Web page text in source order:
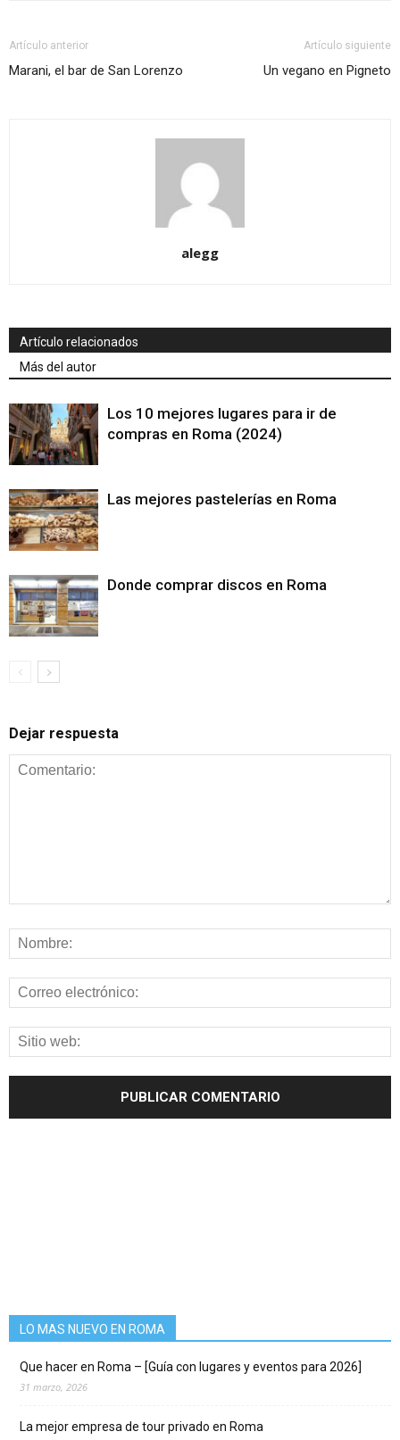
Artículo anterior
Marani, el bar de San Lorenzo
Artículo siguiente
Un vegano en Pigneto
alegg
Artículo relacionados
Más del autor
Los 10 mejores lugares para ir de
compras en Roma (2024)
Las mejores pastelerías en Roma
Donde comprar discos en Roma
Dejar respuesta
LO MAS NUEVO EN ROMA
Que hacer en Roma – [Guía con lugares y eventos para 2026]
31 marzo, 2026
La mejor empresa de tour privado en Roma